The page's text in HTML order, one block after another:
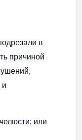
в
причиной
и
или